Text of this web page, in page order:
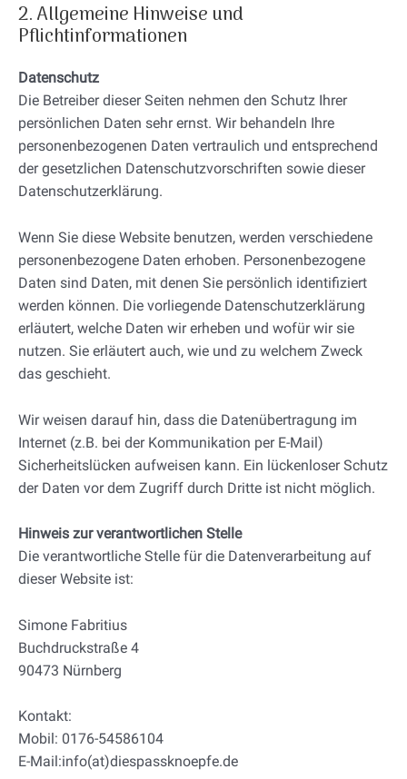
2. Allgemeine Hinweise und
Pflichtinformationen
Datenschutz
Die Betreiber dieser Seiten nehmen den Schutz Ihrer
persönlichen Daten sehr ernst. Wir behandeln Ihre
personenbezogenen Daten vertraulich und entsprechend
der gesetzlichen Datenschutzvorschriften sowie dieser
Datenschutzerklärung.
Wenn Sie diese Website benutzen, werden verschiedene
personenbezogene Daten erhoben. Personenbezogene
Daten sind Daten, mit denen Sie persönlich identifiziert
werden können. Die vorliegende Datenschutzerklärung
erläutert, welche Daten wir erheben und wofür wir sie
nutzen. Sie erläutert auch, wie und zu welchem Zweck
das geschieht.
Wir weisen darauf hin, dass die Datenübertragung im
Internet (z.B. bei der Kommunikation per E-Mail)
Sicherheitslücken aufweisen kann. Ein lückenloser Schutz
der Daten vor dem Zugriff durch Dritte ist nicht möglich.
Hinweis zur verantwortlichen Stelle
Die verantwortliche Stelle für die Datenverarbeitung auf
dieser Website ist:
Simone Fabritius
Buchdruckstraße 4
90473 Nürnberg
Kontakt:
Mobil: 0176-54586104
E-Mail:info(at)diespassknoepfe.de